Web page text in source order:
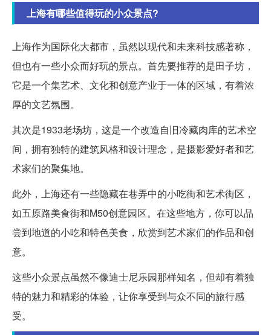
上海有哪些值得玩的小众景点?
上海作为国际化大都市，虽然以现代和未来科技感著称，
但也有一些小众而好玩的景点。首先要推荐的是田子坊，
它是一个集艺术、文化和创意产业于一体的区域，有着浓
厚的文艺氛围。
其次是1933老场坊，这是一个改造自旧冷藏肉库的艺术空
间，拥有独特的建筑风格和设计理念，是摄影爱好者和艺
术家们的聚集地。
此外，上海还有一些隐藏在巷弄中的小吃街和艺术街区，
如五原路美食街和M50创意园区。在这些地方，你可以品
尝到地道的小吃和特色美食，欣赏到艺术家们的作品和创
意。
这些小众景点虽然不像迪士尼乐园那样知名，但却有着独
特的魅力和精彩的体验，让你享受到与众不同的旅行感
受。